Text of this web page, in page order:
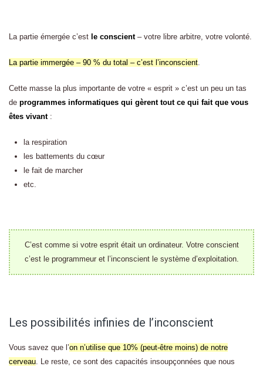
La partie émergée c’est le conscient– votre libre arbitre, votre volonté.
La partie immergée – 90 % du total – c’est l’inconscient
Cette masse la plus importante de votre « esprit » c’est un peu un tas
de programmes informatiques qui gèrent tout ce qui fait que vous
êtes vivant:
la respiration
les battements du cœur
le fait de marcher
etc.
C’est comme si votre esprit était un ordinateur. Votre conscient
c’est le programmeur et l’inconscient le système d’exploitation.
Les possibilités infinies de l’inconscient
Vous savez que l’on n’utilise que 10% (peut-être moins) de notre
cerveau . Le reste, ce sont des capacités insoupçonnées que nous